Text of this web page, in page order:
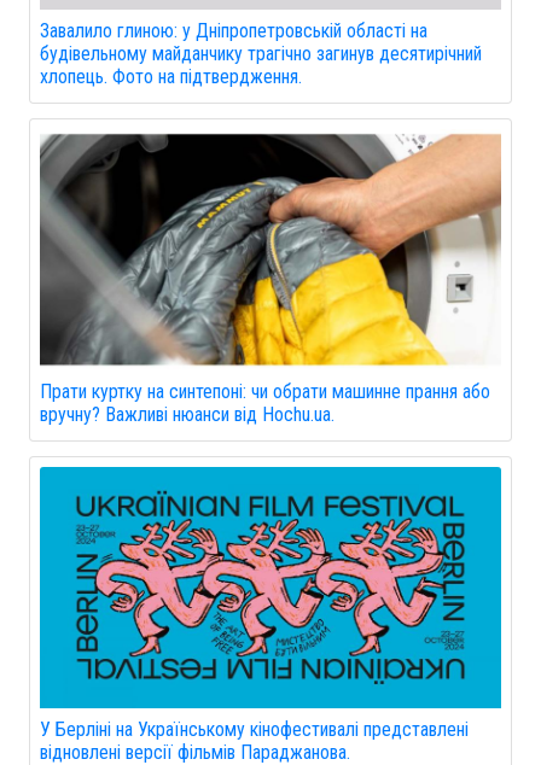
Завалило глиною: у Дніпропетровській області на
будівельному майданчику трагічно загинув десятирічний
хлопець. Фото на підтвердження.
Прати куртку на синтепоні: чи обрати машинне прання або
вручну? Важливі нюанси від Hochu.ua.
У Берліні на Українському кінофестивалі представлені
відновлені версії фільмів Параджанова.